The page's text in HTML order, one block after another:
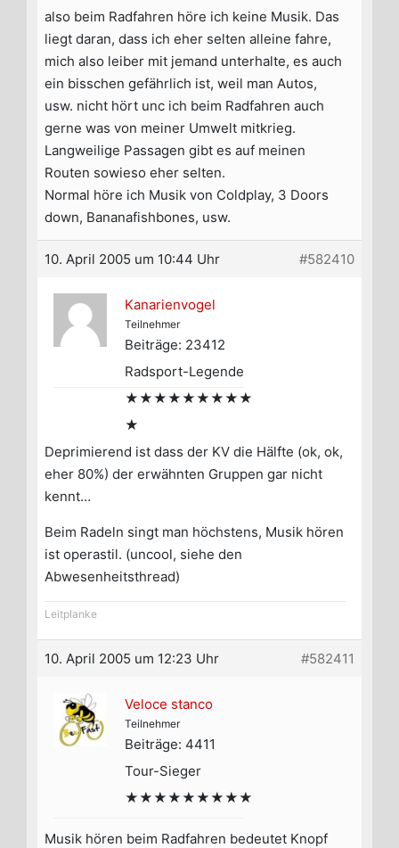
also beim Radfahren höre ich keine Musik. Das
liegt daran, dass ich eher selten alleine fahre,
mich also leiber mit jemand unterhalte, es auch
ein bisschen gefährlich ist, weil man Autos,
usw. nicht hört unc ich beim Radfahren auch
gerne was von meiner Umwelt mitkrieg.
Langweilige Passagen gibt es auf meinen
Routen sowieso eher selten.
Normal höre ich Musik von Coldplay, 3 Doors
down, Bananafishbones, usw.
10. April 2005 um 10:44 Uhr #582410
Kanarienvogel
Teilnehmer
Beiträge: 23412
Radsport-Legende
★★★★★★★★★
★
Deprimierend ist dass der KV die Hälfte (ok, ok,
eher 80%) der erwähnten Gruppen gar nicht
kennt…
Beim Radeln singt man höchstens, Musik hören
ist operastil. (uncool, siehe den
Abwesenheitsthread)
Leitplanke
10. April 2005 um 12:23 Uhr #582411
Veloce stanco
Teilnehmer
Beiträge: 4411
Tour-Sieger
★★★★★★★★★
Musik hören beim Radfahren bedeutet Knopf